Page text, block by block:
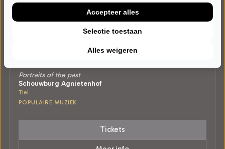
VRIJDAG 5 FEBRUARI 2027 • 20:00 UUR
Portraits of the past
Schouwburg Agnietenhof
Tiel
POPULAIRE MUZIEK
Tickets
Alles weigeren
Selectie toestaan
Accepteer alles